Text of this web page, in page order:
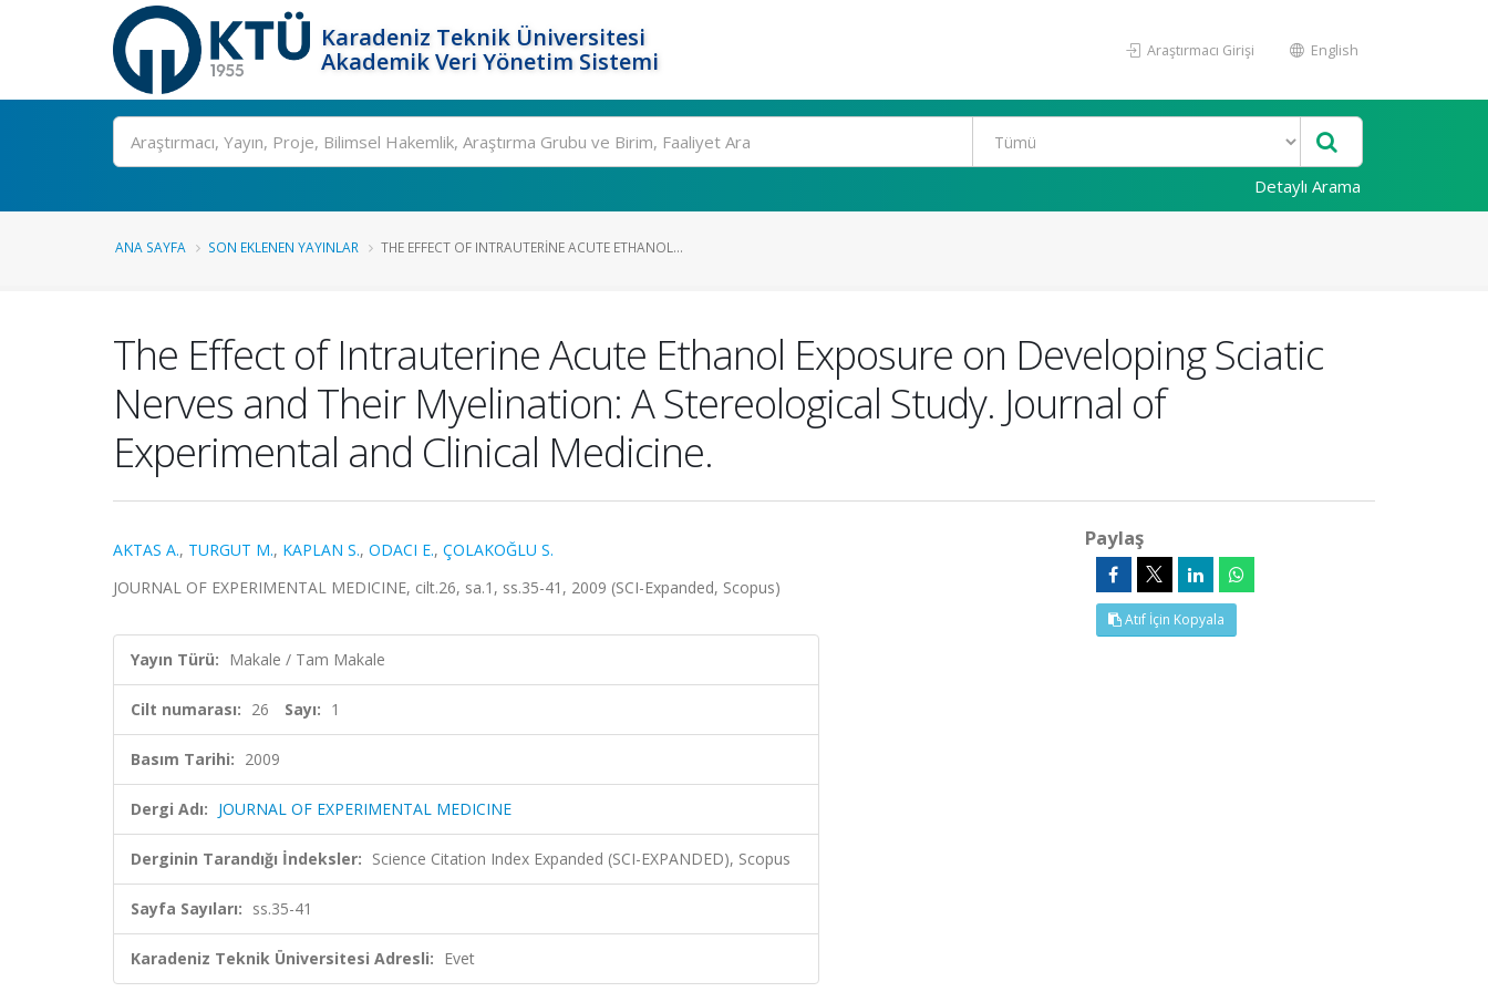
Karadeniz Teknik Üniversitesi
Akademik Veri Yönetim Sistemi
Araştırmacı Girişi English
Ara
Detaylı Arama
ANA SAYFA SON EKLENEN YAYINLAR THE EFFECT OF INTRAUTERINE ACUTE ETHANOL...
The Effect of Intrauterine Acute Ethanol Exposure on Developing Sciatic
Nerves and Their Myelination: A Stereological Study. Journal of
Experimental and Clinical Medicine.
AKTAS A., TURGUT M., KAPLAN S., ODACI E., ÇOLAKOĞLU S.
JOURNAL OF EXPERIMENTAL MEDICINE, cilt.26, sa.1, ss.35-41, 2009 (SCI-Expanded, Scopus)
Yayın Türü: Makale / Tam Makale
Cilt numarası: 26 Sayı: 1
Basım Tarihi: 2009
Dergi Adı: JOURNAL OF EXPERIMENTAL MEDICINE
Derginin Tarandığı İndeksler: Science Citation Index Expanded (SCI-EXPANDED), Scopus
Sayfa Sayıları: ss.35-41
Karadeniz Teknik Üniversitesi Adresli: Evet
Paylaş
Atıf İçin Kopyala